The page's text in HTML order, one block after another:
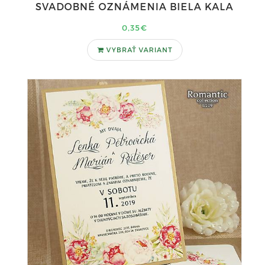
SVADOBNÉ OZNÁMENIA BIELA KALA
0,35€
VYBRAŤ VARIANT